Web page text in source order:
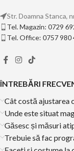
Str. Doamna Stanca,
Tel. Magazin: 0729
Tel. Office: 0757 980
ÎNTREBĂRI
Cât costă ajustarea
Unde este situat
Găsesc și măsuri
Trebuie să fac